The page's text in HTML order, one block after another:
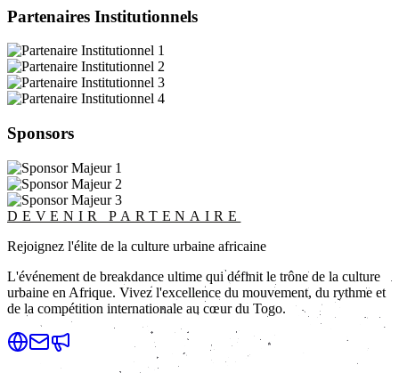
Partenaires Institutionnels
Sponsors
DEVENIR PARTENAIRE
Rejoignez l'élite de la culture urbaine africaine
L'événement de breakdance ultime qui définit le trône de la culture
urbaine en Afrique. Vivez l'excellence du mouvement, du rythme et
de la compétition internationale au cœur du Togo.